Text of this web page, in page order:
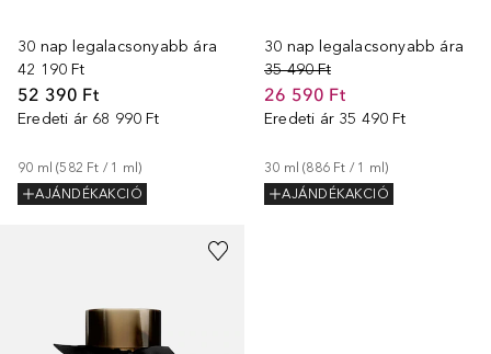
30 nap legalacsonyabb ára
42 190 Ft
52 390 Ft
Eredeti ár 68 990 Ft
90 ml (582 Ft / 1 ml)
AJÁNDÉKAKCIÓ
30 nap legalacsonyabb ára
35 490 Ft
26 590 Ft
Eredeti ár 35 490 Ft
30 ml (886 Ft / 1 ml)
AJÁNDÉKAKCIÓ